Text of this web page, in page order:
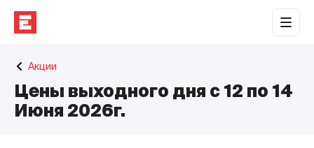
Торговые центры
Сотрудничество
Акции
Цены выходного дня с 12 по 14
Июня 2026г.